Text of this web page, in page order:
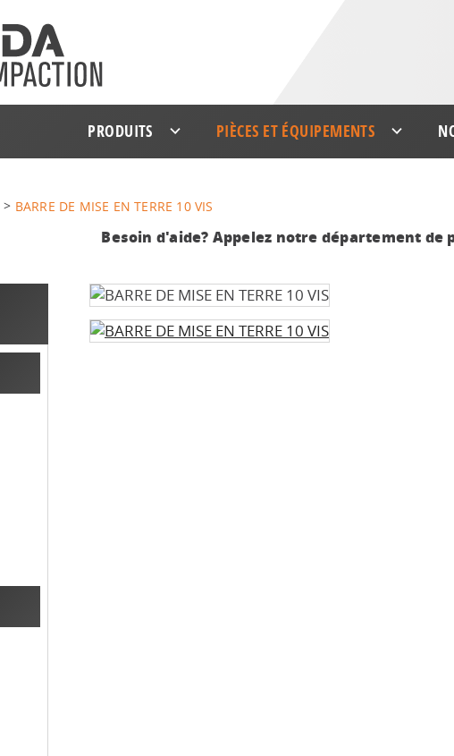
PRODUITS PIÈCES ET ÉQUIPEMENTS
BARRE DE MISE EN TERRE 10 VIS
Besoin d'aide? Appelez notre département de